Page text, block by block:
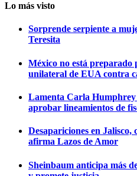
Lo más visto
Sorprende serpiente a
Teresita
México no está preparado
unilateral de EUA contra
Lamenta Carla
aprobar lineamientos de
Desapariciones en
afirma Lazos de Amor
Sheinbaum anticipa más